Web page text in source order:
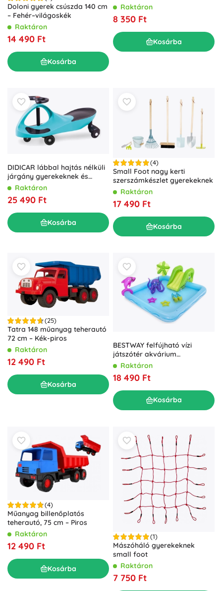
Doloni gyerek csúszda 140 cm
– Fehér–világoskék
Raktáron
14 490 Ft
Kosárba
Raktáron
8 350 Ft
Kosárba
DIDICAR lábbal hajtás nélküli
járgány gyerekeknek és
felnőtteknek – Türkiz
Raktáron
25 490 Ft
Kosárba
(4)
Small Foot nagy kerti
szerszámkészlet gyerekeknek
Raktáron
17 490 Ft
Kosárba
(25)
Tatra 148 műanyag teherautó
72 cm – Kék-piros
Raktáron
12 490 Ft
Kosárba
BESTWAY felfújható vízi
játszótér akvárium
motívummal
Raktáron
18 490 Ft
Kosárba
(4)
Műanyag billenőplatós
teherautó, 75 cm – Piros
Raktáron
12 490 Ft
Kosárba
(1)
Mászóháló gyerekeknek
small foot
Raktáron
7 750 Ft